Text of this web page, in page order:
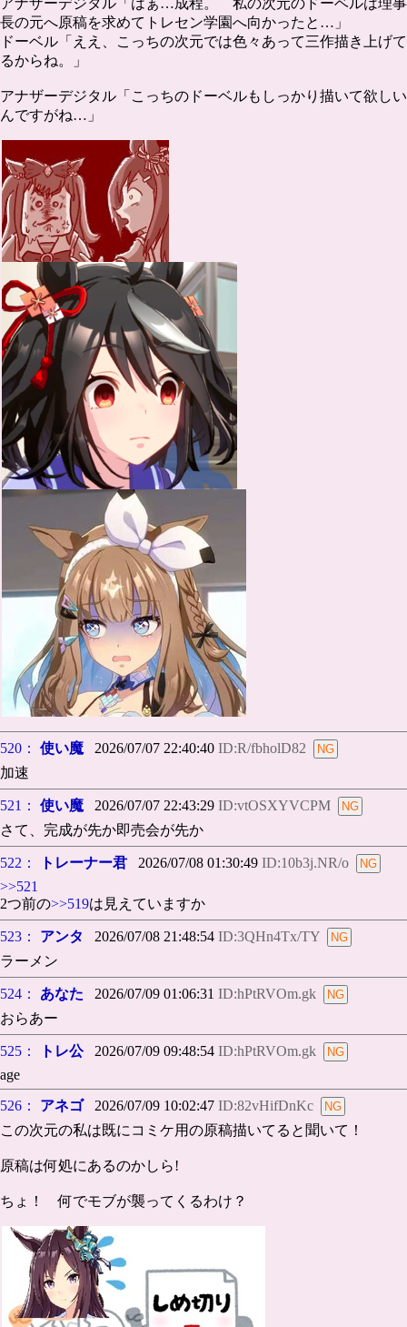
アナザーデジタル「はぁ…成程。 私の次元のドーベルは理事
長の元へ原稿を求めてトレセン学園へ向かったと…」
ドーベル「ええ、こっちの次元では色々あって三作描き上げて
るからね。」
アナザーデジタル「こっちのドーベルもしっかり描いて欲しい
んですがね…」
520： 使い魔 2026/07/07 22:40:40 ID:R/fbholD82
加速
521： 使い魔 2026/07/07 22:43:29 ID:vtOSXYVCPM
さて、完成が先か即売会が先か
522： トレーナー君 2026/07/08 01:30:49 ID:10b3j.NR/o
>>521
2つ前の>>519は見えていますか
523： アンタ 2026/07/08 21:48:54 ID:3QHn4Tx/TY
ラーメン
524： あなた 2026/07/09 01:06:31 ID:hPtRVOm.gk
おらあー
525： トレ公2026/07/09 09:48:54 ID:hPtRVOm.gk
age
526：
アネゴ2026/07/09 10:02:47 ID:82vHifDnKc
この次元の私は既にコミケ用の原稿描いてると聞いて！
原稿は何処にあるのかしら!
ちょ！ 何でモブが襲ってくるわけ？